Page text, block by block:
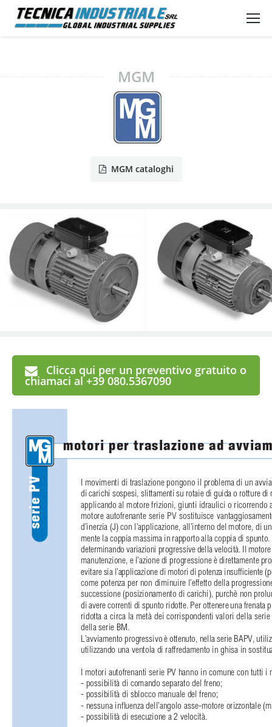
MGM
MGM cataloghi
Clicca qui per un preventivo gratuito o
chiamaci al +39 080.5367090
motori per traslazione ad
I movimenti di traslazione pongono il problema di un
di carichi sospesi, slittamenti su rotaie di guida o rotture
applicando al motore frizioni, giunti idraulici o ricorrendo
motore autofrenante serie PV sostituisce
d’inerzia (J) con l’applicazione, all’interno del motore, di
mente la coppia massima in rapporto alla coppia di
determinando variazioni progressive della velocità. Il
manutenzione, e l’azione di progressione è direttamente
evitare sia l’applicazione di motori di potenza insufﬁciente
come potenza per non diminuire l’effetto della
successione (posizionamento di carichi), purchè non
di avere correnti di spunto ridotte. Per ottenere una frenata
ridotta a circa la metà dei corrispondenti valori della
della serie BM.
L’avviamento progressivo è ottenuto, nella serie BAPV,
utilizzando una ventola di raffredamento in ghisa in
I motori autofrenanti serie PV hanno in comune con tutti i
- possibilità di comando separato del freno;
- possibilità di sblocco manuale del freno;
- nessuna inﬂuenza dell’angolo asse-motore orizzontale
- possibilità di esecuzione a 2 velocità.
serie PV